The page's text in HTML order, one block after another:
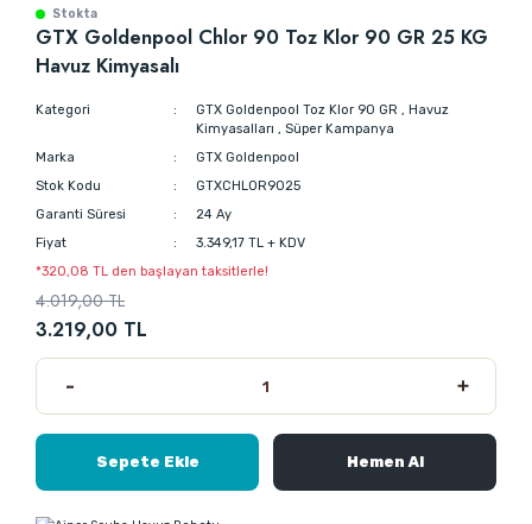
Stokta
GTX Goldenpool Chlor 90 Toz Klor 90 GR 25 KG
Havuz Kimyasalı
Kategori GTX Goldenpool Toz Klor 90 GR ,Havuz
Kimyasalları ,Süper Kampanya
Marka
GTX Goldenpool
Stok Kodu
GTXCHLOR9025
Garanti Süresi
24 Ay
Fiyat
3.349,17 TL + KDV
*320,08 TL den başlayan taksitlerle!
4.019,00 TL
3.219,00 TL
Sepete Ekle Hemen Al